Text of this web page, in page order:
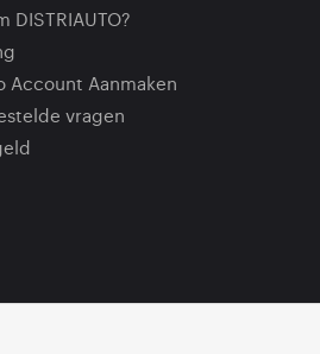
DISTRIAUTO?
Account Aanmaken
vragen